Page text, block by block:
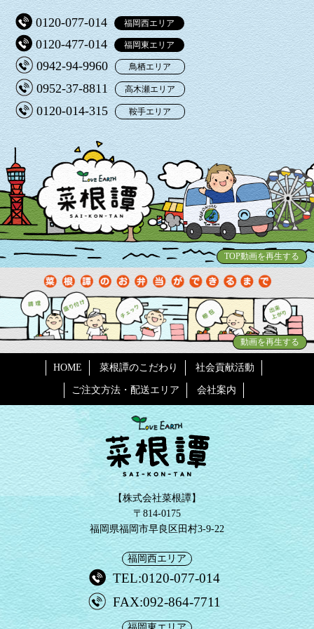
0120-077-014 福岡西エリア
0120-477-014 福岡東エリア
0942-94-9960 鳥栖エリア
0952-37-8811 高木瀬エリア
0120-014-315 鞍手エリア
TOP動画を再生する
動画を再生する
HOME 菜根譚のこだわり 社会貢献活動
ご注文方法・配送エリア 会社案内
【株式会社菜根譚】
〒814-0175
福岡県福岡市早良区田村3-9-22
福岡西エリア
TEL:0120-077-014
FAX:092-864-7711